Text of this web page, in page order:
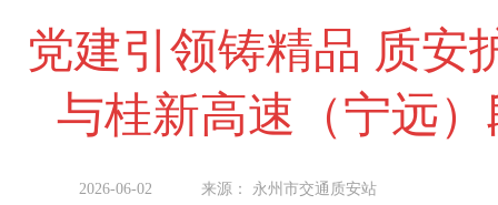
党建引领铸精品 质
与桂新高速（宁远
2026-06-02 来源： 永州市交通质安站